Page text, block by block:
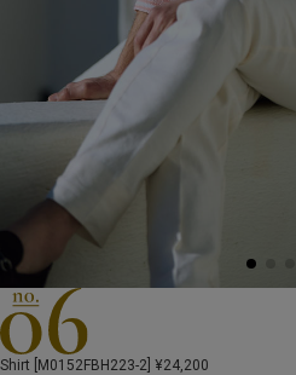
Shirt [M0152FBH223-2] ¥24,200